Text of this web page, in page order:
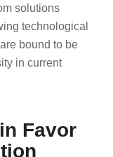
solutions
technological
bound to be
in current
Favor